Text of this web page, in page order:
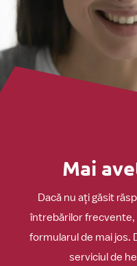
Mai
Dacă nu ați găsit
întrebărilor
formularul de mai jos.
serviciul de